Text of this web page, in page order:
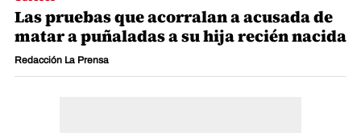
Las pruebas que acorralan a acusada de
matar a puñaladas a su hija recién nacida
Redacción La Prensa